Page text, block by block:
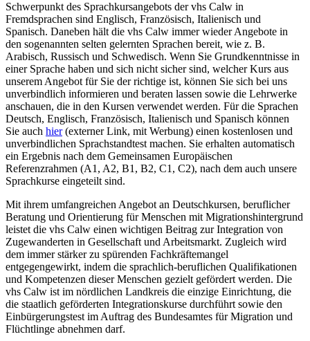
Schwerpunkt des Sprachkursangebots der vhs Calw in
Fremdsprachen sind Englisch, Französisch, Italienisch und
Spanisch. Daneben hält die vhs Calw immer wieder Angebote in
den sogenannten selten gelernten Sprachen bereit, wie z. B.
Arabisch, Russisch und Schwedisch. Wenn Sie Grundkenntnisse in
einer Sprache haben und sich nicht sicher sind, welcher Kurs aus
unserem Angebot für Sie der richtige ist, können Sie sich bei uns
unverbindlich infor­mieren und beraten lassen sowie die Lehrwerke
anschauen, die in den Kursen verwendet werden. Für die Sprachen
Deutsch, Englisch, Französisch, Italienisch und Spanisch können
Sie auch hier(externer Link, mit Werbung) einen kostenlosen und
unverbindlichen Sprachstandtest machen. Sie erhalten automatisch
ein Ergebnis nach dem Gemeinsamen Europäischen
Referenzrahmen (A1, A2, B1, B2, C1, C2), nach dem auch unsere
Sprachkurse eingeteilt sind.
Mit ihrem umfangreichen Angebot an Deutschkursen, beruflicher
Beratung und Orientierung für Menschen mit Migrationshintergrund
leistet die vhs Calw einen wichtigen Beitrag zur Integration von
Zugewanderten in Gesellschaft und Arbeitsmarkt. Zugleich wird
dem immer stärker zu spürenden Fachkräftemangel
entgegengewirkt, indem die sprachlich-beruflichen Qualifikationen
und Kompetenzen dieser Menschen gezielt gefördert werden. Die
vhs Calw ist im nördlichen Landkreis die einzige Einrichtung, die
die staatlich geförderten Integrationskurse durchführt sowie den
Einbürgerungstest im Auftrag des Bundesamtes für Migration und
Flüchtlinge abnehmen darf.